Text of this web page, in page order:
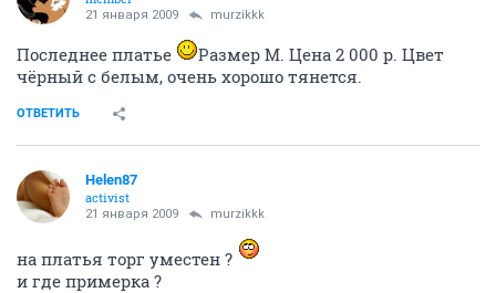
21 января 2009 murzikkk
Последнее платье
Размер М. Цена 2 000 р. Цвет
чёрный с белым, очень хорошо тянется.
ОТВЕТИТЬ
Helen87
activist
21 января 2009 murzikkk
на платья торг уместен ?
и где примерка ?